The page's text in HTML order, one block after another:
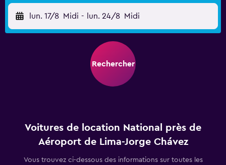
lun. 17/8 Midi - lun. 24/8 Midi
Rechercher
Voitures de location National près de
Aéroport de Lima-Jorge Chávez
Vous trouvez ci-dessous des informations sur toutes les